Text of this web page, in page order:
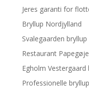
Jeres garanti for
Bryllup Nordjylland
Svalegaarden bryllup
Restaurant
Egholm Vestergaard
Professionelle